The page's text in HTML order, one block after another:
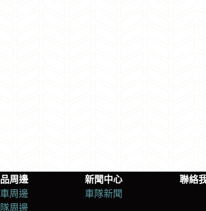
周邊
周邊
周邊
新聞中心
車隊新聞
聯絡